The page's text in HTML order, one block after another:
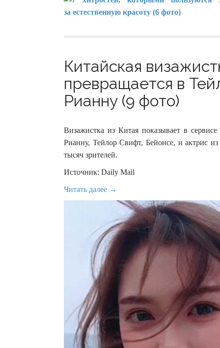
Китайская
превращается в
Рианну (9 фото)
Визажистка из Китая показывает в
Рианну, Тейлор Свифт, Бейонсе, и актрис
тысяч зрителей.
Источник: Daily Mail
Читать далее →